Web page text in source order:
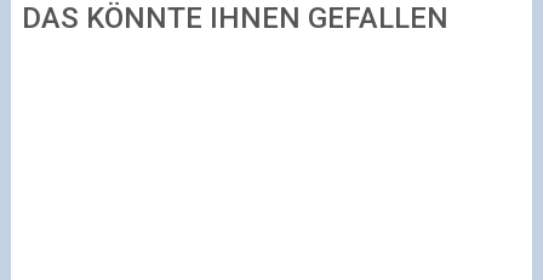
DAS KÖNNTE IHNEN GEFALLEN